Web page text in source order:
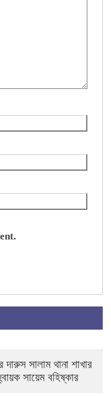
দারুস সালাম থানা শাখার
সায়েম বহিষ্কার